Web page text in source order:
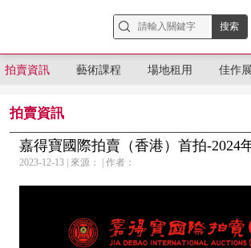
拍賣資訊 藝術課程 場地租用 佳作
拍賣資訊
嘉得寶國際拍賣（香港）首拍-2024
2023-12-13 | 來源： | 作者：